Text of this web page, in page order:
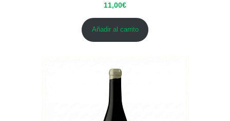
11,00€
Añadir al carrito